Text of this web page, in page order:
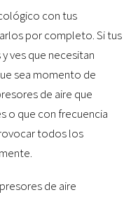
con tus
por completo. Si tus
ves que necesitan
sea momento de
de aire que
o que con frecuencia
todos los
de aire